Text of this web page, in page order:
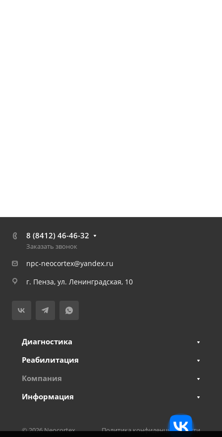
8 (8412) 46-46-32
Заказать звонок
npc-neocortex@yandex.ru
г. Пенза, ул. Ленинградская, 10
Диагностика
Реабилитация
Компания
Информация
© 2026 Neocortex Политика конфиденциальности